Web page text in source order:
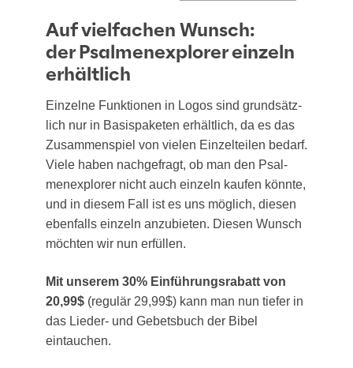
Auf vielfachen Wunsch:
der Psalmenexplorer einzeln
erhältlich
Ein­zel­ne Funk­tio­nen in Logos sind grund­sätz­
lich nur in Basis­pa­ke­ten erhält­lich, da es das
Zusam­men­spiel von vie­len Ein­zel­tei­len bedarf.
Vie­le haben nach­ge­fragt, ob man den Psal­
men­ex­plo­rer nicht auch ein­zeln kau­fen könn­te,
und in die­sem Fall ist es uns mög­lich, die­sen
eben­falls ein­zeln anzu­bie­ten. Die­sen Wunsch
möch­ten wir nun erfüllen.
Mit unse­rem 30% Ein­füh­rungs­ra­batt von
20,99$ (regu­lär 29,99$) kann man nun tie­fer in
das Lie­der- und Gebets­buch der Bibel
eintauchen.